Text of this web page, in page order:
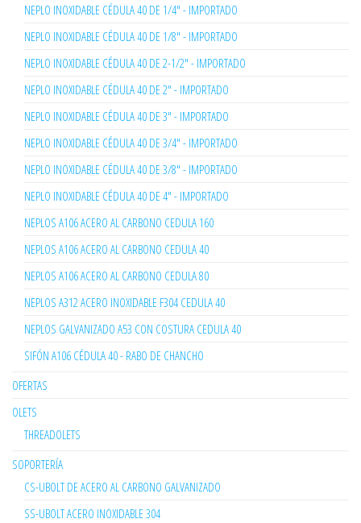
NEPLO INOXIDABLE CÉDULA 40 DE 1/4" - IMPORTADO
NEPLO INOXIDABLE CÉDULA 40 DE 1/8" - IMPORTADO
NEPLO INOXIDABLE CÉDULA 40 DE 2-1/2" - IMPORTADO
NEPLO INOXIDABLE CÉDULA 40 DE 2" - IMPORTADO
NEPLO INOXIDABLE CÉDULA 40 DE 3" - IMPORTADO
NEPLO INOXIDABLE CÉDULA 40 DE 3/4" - IMPORTADO
NEPLO INOXIDABLE CÉDULA 40 DE 3/8" - IMPORTADO
NEPLO INOXIDABLE CÉDULA 40 DE 4" - IMPORTADO
NEPLOS A106 ACERO AL CARBONO CEDULA 160
NEPLOS A106 ACERO AL CARBONO CEDULA 40
NEPLOS A106 ACERO AL CARBONO CEDULA 80
NEPLOS A312 ACERO INOXIDABLE F304 CEDULA 40
NEPLOS GALVANIZADO A53 CON COSTURA CEDULA 40
SIFÓN A106 CÉDULA 40 - RABO DE CHANCHO
OFERTAS
OLETS
THREADOLETS
SOPORTERÍA
CS-UBOLT DE ACERO AL CARBONO GALVANIZADO
SS-UBOLT ACERO INOXIDABLE 304